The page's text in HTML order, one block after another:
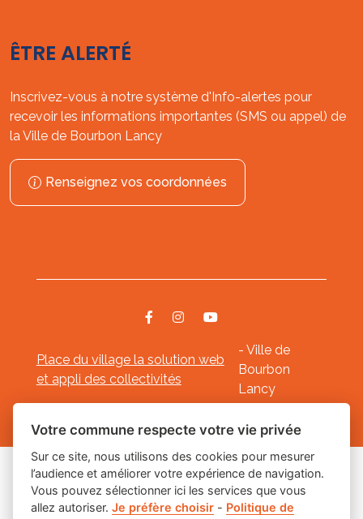
ÊTRE ALERTÉ
Inscrivez-vous à notre système d'Info-alertes pour
recevoir les informations importantes (SMS ou appel) de
la Ville de Bourbon Lancy
Renseignez vos coordonnées
Place du village la solution web
et appli des collectivités
- Ville de
Bourbon
Lancy
Mentions légales-- Gestion des cookies
Les labels
Votre commune respecte votre vie privée
Sur ce site, nous utilisons des cookies pour mesurer
l’audience et améliorer votre expérience de navigation.
Vous pouvez sélectionner ici les services que vous
allez autoriser.Je préfère choisir - Politique de